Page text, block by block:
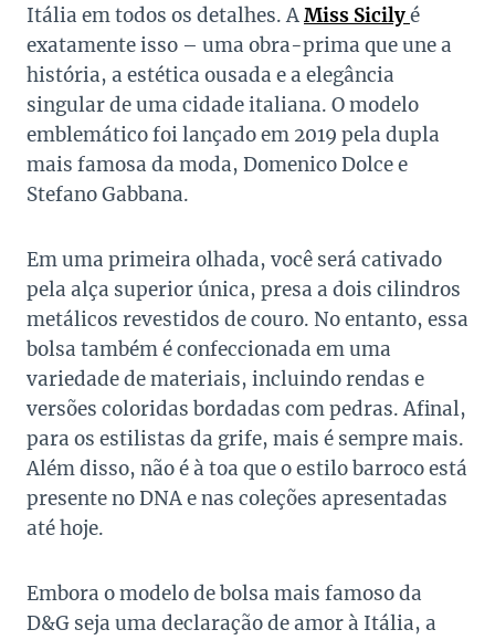
Itália em todos os detalhes. AMiss Sicilyé
exatamente isso – uma obra-prima que une a
história, a estética ousada e a elegância
singular de uma cidade italiana. O modelo
emblemático foi lançado em 2019 pela dupla
mais famosa da moda, Domenico Dolce e
Stefano Gabbana.
Em uma primeira olhada, você será cativado
pela alça superior única, presa a dois cilindros
metálicos revestidos de couro. No entanto, essa
bolsa também é confeccionada em uma
variedade de materiais, incluindo rendas e
versões coloridas bordadas com pedras. Afinal,
para os estilistas da grife, mais é sempre mais.
Além disso, não é à toa que o estilo barroco está
presente no DNA e nas coleções apresentadas
até hoje.
Embora o modelo de bolsa mais famoso da
D&G seja uma declaração de amor à Itália, a